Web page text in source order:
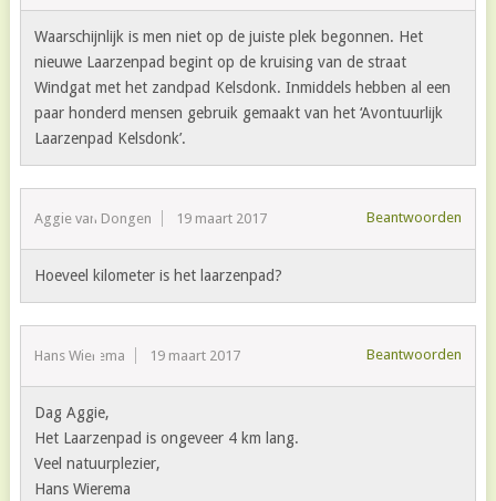
Waarschijnlijk is men niet op de juiste plek begonnen. Het
nieuwe Laarzenpad begint op de kruising van de straat
Windgat met het zandpad Kelsdonk. Inmiddels hebben al een
paar honderd mensen gebruik gemaakt van het ‘Avontuurlijk
Laarzenpad Kelsdonk’.
Aggie van Dongen 19 maart 2017 Beantwoorden
Hoeveel kilometer is het laarzenpad?
Hans Wierema 19 maart 2017 Beantwoorden
Dag Aggie,
Het Laarzenpad is ongeveer 4 km lang.
Veel natuurplezier,
Hans Wierema